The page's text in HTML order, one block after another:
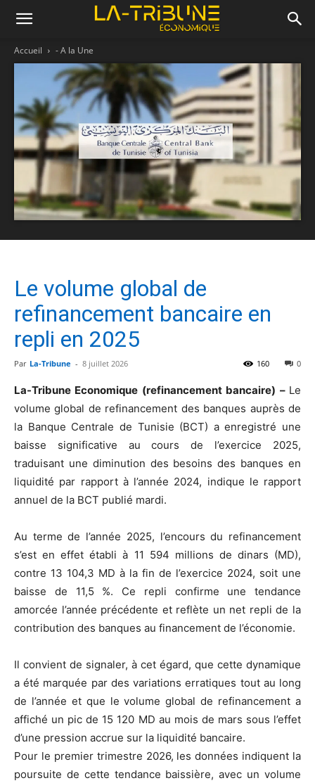
Accueil - A la Une
Le volume global de
refinancement bancaire en
repli en 2025
Par La-Tribune - 8 juillet 2026 0
160
La-Tribune Economique (refinancement bancaire) – Le
volume global de refinancement des banques auprès de
la Banque Centrale de Tunisie (BCT) a enregistré une
baisse significative au cours de l’exercice 2025,
traduisant une diminution des besoins des banques en
liquidité par rapport à l’année 2024, indique le rapport
annuel de la BCT publié mardi.
Au terme de l’année 2025, l’encours du refinancement
s’est en effet établi à 11 594 millions de dinars (MD),
contre 13 104,3 MD à la fin de l’exercice 2024, soit une
baisse de 11,5 %. Ce repli confirme une tendance
amorcée l’année précédente et reflète un net repli de la
contribution des banques au financement de l’économie.
Il convient de signaler, à cet égard, que cette dynamique
a été marquée par des variations erratiques tout au long
de l’année et que le volume global de refinancement a
affiché un pic de 15 120 MD au mois de mars sous l’effet
d’une pression accrue sur la liquidité bancaire.
Pour le premier trimestre 2026, les données indiquent la
poursuite de cette tendance baissière, avec un volume